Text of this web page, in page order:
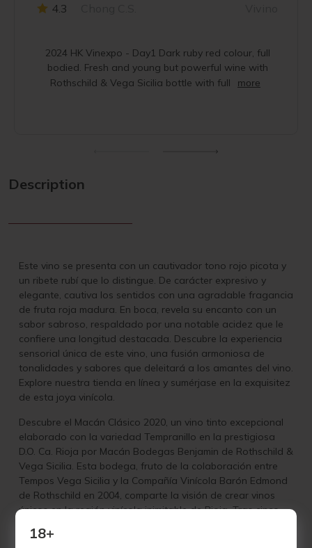
18+
4.3
2024 HK Vinexpo - Day1 Dark ruby red colour, full
bodied. Fresh and young but powerful wine with
Rothschild & Vega Sicilia bottle with full
more
Description
Este vino se presenta con un cautivador tono rojo picota y
un ribete rubí que lo distingue. De carácter expresivo y
elegante, cautiva los sentidos con una agradable fragancia
de fruta roja madura. En boca, revela su encanto con un
sabor sabroso, respaldado por una notable acidez que le
confiere una longitud destacada. Descubre la experiencia
sensorial única de este vino, una fusión armoniosa de
tonalidades y sabores que deleitará a los amantes del vino.
Explore nuestra tienda en línea y sumérjase en la exquisitez
de esta joya vinícola.
Descubre el Macán Clásico 2020, un vino tinto excepcional
elaborado con la variedad Tempranillo en la prestigiosa
D.O. Ca. Rioja por Macán Bodegas Benjamin de Rothschild &
Vega Sicilia. Esta bodega, fruto de la colaboración entre
Tempos Vega Sicilia y la Compañía Vinícola Barón Edmond
de Rothschild en 2004, comparte la visión de crear vinos
únicos en la región vinícola inimitable de Rioja. Tras cinco
proyecto cobra vida en 2009 con la primera cosecha de